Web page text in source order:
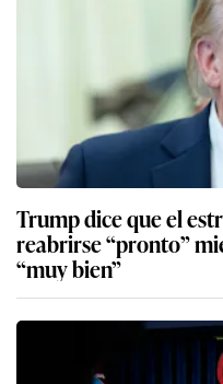
Trump dice que el
reabrirse “pronto”
“muy bien”